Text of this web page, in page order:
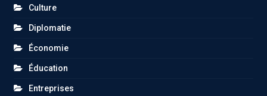
Culture
Diplomatie
Économie
Éducation
Entreprises